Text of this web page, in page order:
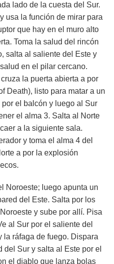
lado de la cuesta del Sur.
usa la función de mirar para
que hay en el muro alto
Toma la salud del rincón
salta al saliente del Este y
en el pilar cercano.
la puerta abierta a por
Death), listo para matar a un
el balcón y luego al Sur
el alma 3. Salta al Norte
a la siguiente sala.
y toma el alma 4 del
a por la explosión
Noroeste; luego apunta un
del Este. Salta por los
y sube por allí. Pisa
al Sur por el saliente del
la ráfaga de fuego. Dispara
del Sur y salta al Este por el
el diablo que lanza bolas